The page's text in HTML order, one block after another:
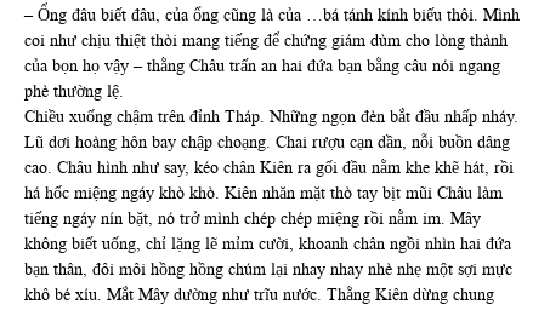
– Ổng đâu biết đâu, của ổng cũng là của …bá tánh kính biếu thôi. Mình
coi như chịu thiệt thòi mang tiếng để chứng giám dùm cho lòng thành
của bọn họ vậy – thằng Châu trấn an hai đứa bạn bằng câu nói ngang
phè thường lệ.
Chiều xuống chậm trên đỉnh Tháp. Những ngọn đèn bắt đầu nhấp nháy.
Lũ dơi hoàng hôn bay chập choạng. Chai rượu cạn dần, nỗi buồn dâng
cao. Châu hình như say, kéo chân Kiên ra gối đầu nằm khe khẽ hát, rồi
há hốc miệng ngáy khò khò. Kiên nhăn mặt thò tay bịt mũi Châu làm
tiếng ngáy nín bặt, nó trở mình chép chép miệng rồi nằm im. Mây
không biết uống, chỉ lặng lẽ mỉm cười, khoanh chân ngồi nhìn hai đứa
bạn thân, đôi môi hồng hồng chúm lại nhay nhay nhè nhẹ một sợi mực
khô bé xíu. Mắt Mây dường như trĩu nước. Thằng Kiên dừng chung